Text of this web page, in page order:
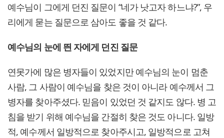
예수님이 그에게 던진 질문이 “네가 낫고자 하느냐?”, 우
리에게 묻는 질문으로 삼아도 좋을 것 같다.
예수님의 눈에 띈 자에게 던진 질문
연못가에 많은 병자들이 있었지만 예수님의 눈이 멈춘
사람, 그 사람이 예수님을 찾은 것이 아니라 예수께서 그
병자를 찾아주셨다. 믿음이 있었던 것 같지도 않다. 병 고
침을 받기 위해 예수님을 간절히 찾은 것도 아니다. 일방
적, 예수께서 일방적으로 찾아주시고, 일방적으로 고쳐